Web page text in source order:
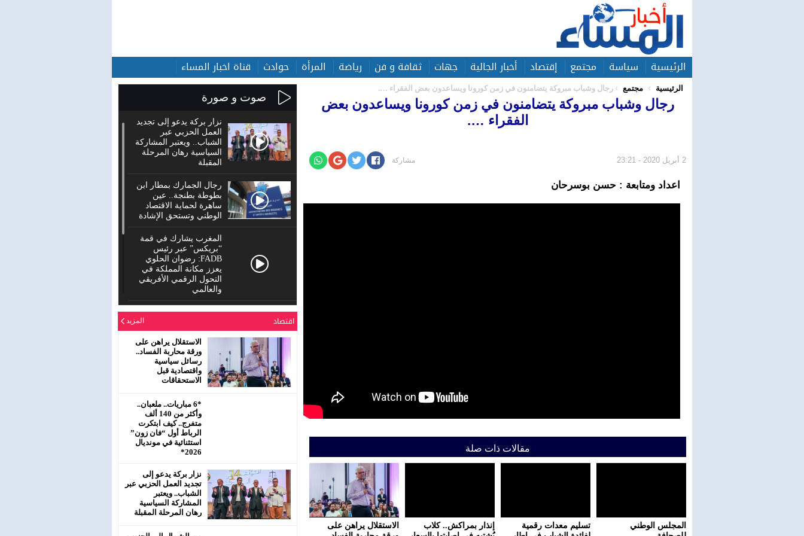
الرئيسية سياسة مجتمع إقتصاد أخبار الجالية جهات ثقافة و فن رياضة المرأة حوادث قناة اخبار المساء
الرئيسية مجتمع رجال وشباب مبروكة يتضامنون في زمن كورونا ويساعدون بعض الفقراء ….
رجال وشباب مبروكة يتضامنون في زمن كورونا ويساعدون بعض
الفقراء ….
2 أبريل 2020 - 23:21 مشاركة
اعداد ومتابعة : حسن بوسرحان
مقالات ذات صلة
المجلس الوطني
تسليم معدات رقمية
إنذار بمراكش.. كلاب
الاستقلال يراهن على
صوت و صورة
نزار بركة يدعو إلى تجديد
العمل الحزبي عبر
الشباب.. ويعتبر المشاركة
السياسية رهان المرحلة
المقبلة
رجال الجمارك بمطار ابن
بطوطة بطنجة.. عين
ساهرة لحماية الاقتصاد
الوطني وتستحق الإشادة
المغرب يشارك في قمة
“بريكس” عبر رئيس
FADB: رضوان الحلوي
يعزز مكانة المملكة في
التحول الرقمي الأفريقي
والعالمي
الدورة العادية للمجلس
الإقليمي لحزب الاستقلال
بمفتشية عين الشق
سيدي معروف
رئيس جماعة البروج /
اقليم سطات : لا يحترم
جلالة الملك محمد
اقتصاد المزيد
الاستقلال يراهن على
ورقة محاربة الفساد..
رسائل سياسية
واقتصادية قبل
الاستحقاقات
*6 مباريات.. ملعبان..
وأكثر من 140 ألف
متفرج.. كيف ابتكرت
الرباط أول “فان زون”
استثنائية في مونديال
2026*
نزار بركة يدعو إلى
تجديد العمل الحزبي عبر
الشباب.. ويعتبر
المشاركة السياسية
رهان المرحلة المقبلة